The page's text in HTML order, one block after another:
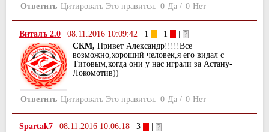
Ответить Цитировать Это нравится: 0 Да / 0 Нет
Виталъ 2.0 | 08.11.2016 10:09:42 | 1 | 1
|
СКМ, Привет Александр!!!!!Все
возможно,хороший человек,я его видал с
Титовым,когда они у нас играли за Астану-
Локомотив))
Ответить Цитировать Это нравится: 0 Да / 0 Нет
Spartak7 08.11.2016 10:06:18 | 3